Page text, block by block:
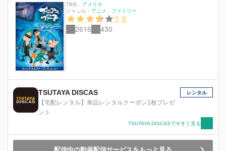
78分
アメリカ
ジャンル： アニメ ファミリー
3.8
2616 430
TSUTAYA DISCAS
【宅配レンタル】単品レンタルクーポン1枚プレゼ
ント
レンタル
TSUTAYA DISCASで今すぐ見る